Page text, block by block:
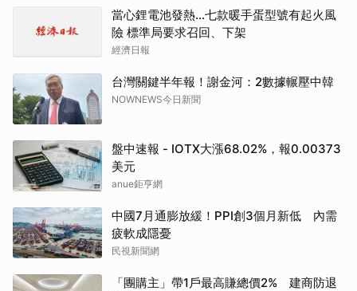
當心鋰電池發熱…七款暖手蛋型號有起火風
險 標準局要求召回、下架
經濟日報
台灣關鍵半年報！謝金河：2數據輾壓中韓
NOWNEWS今日新聞
盤中速報 - IOTX大漲68.02%，報0.00373
美元
anue鉅亨網
中國7月通膨放緩！PPI創3個月新低 內需
疲軟成隱憂
民視新聞網
「團購主」帶1戶最高賺總價2% 建商防退